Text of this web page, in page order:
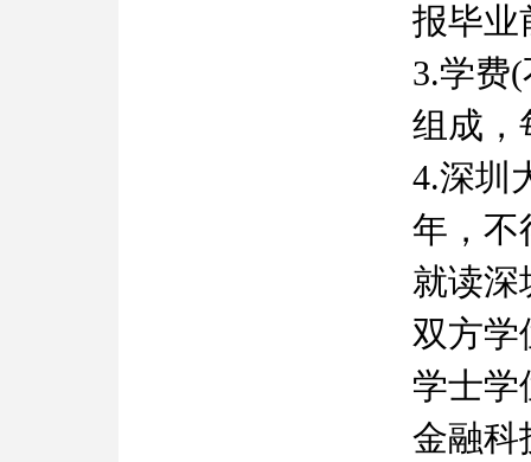
报毕业
3.学费
组成，
4.深圳
年，不
就读深
双方学
学士学
金融科